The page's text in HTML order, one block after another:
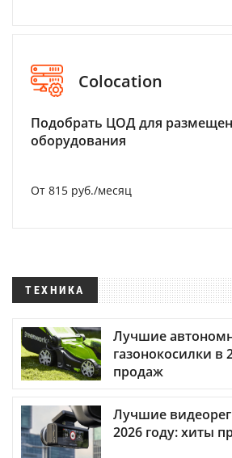
Colocation
Подобрать ЦОД для
оборудования
От 815 руб./месяц
ТЕХНИКА
Лучшие
газонокосилки в
продаж
Лучшие
2026 году: хиты